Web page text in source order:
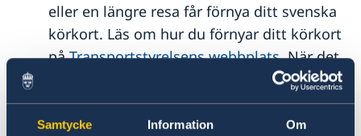
Samtycke Information Om
eller en längre resa får förnya ditt svenska
körkort. Läs om hur du förnyar ditt körkort
påTransportstyrelsens webbplats.När det
Transportstyrelsen skicka det till en svensk
utlandsmyndighet om du har angivit